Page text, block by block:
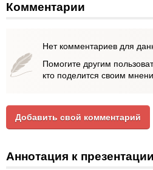
Комментарии
Нет комментариев для
Помогите другим
кто поделится своим
Добавить свой комментарий
Аннотация к презентации